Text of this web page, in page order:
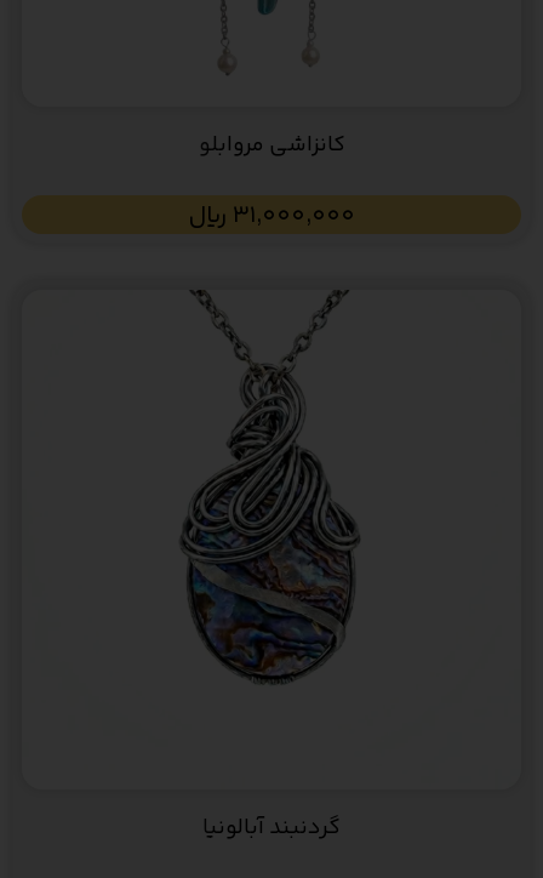
کانزاشی مروابلو
31,000,000 ﷼
گردنبند آبالونیا